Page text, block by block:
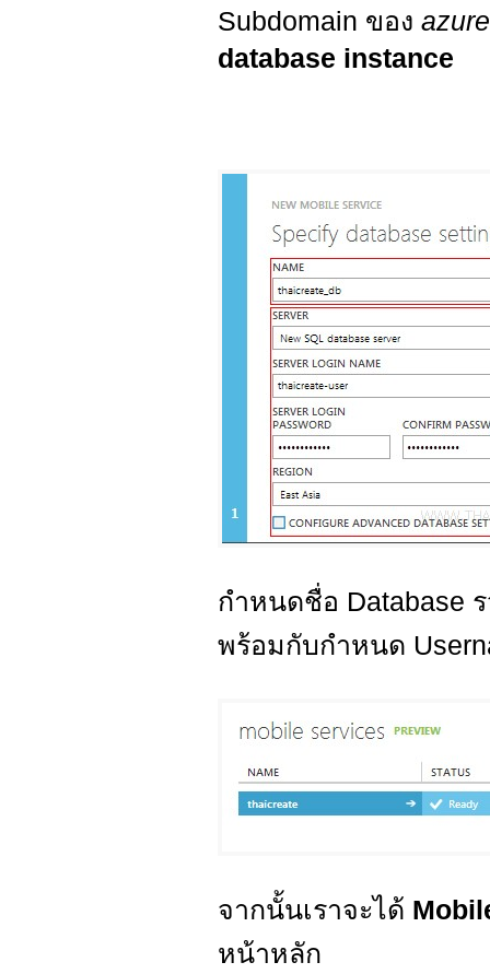
Subdomain ของ
database instance
กำหนดชื่อ Database
พร้อมกับกำหนด
จากนั้นเราจะได้
หน้าหลัก